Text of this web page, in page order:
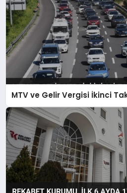
MTV ve Gelir Vergisi İkinci